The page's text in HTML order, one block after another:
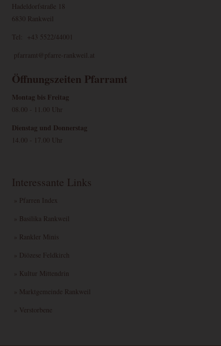
Hadeldorfstraße 18
6830 Rankweil
Tel: +43 5522/44001
pfarramt@pfarre-rankweil.at
Öffnungszeiten Pfarramt
Montag bis Freitag
08.00 - 11.00 Uhr
Dienstag und Donnerstag
14.00 - 17.00 Uhr
Interessante Links
» Pfarren Index
» Basilika Rankweil
» Rankler Minis
» Diözese Feldkirch
» Kultur Mittendrin
» Marktgemeinde Rankweil
» Verstorbene